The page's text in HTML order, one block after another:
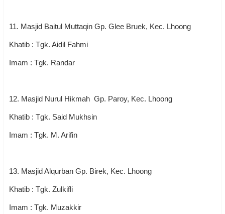
11. Masjid Baitul Muttaqin Gp. Glee Bruek, Kec. Lhoong
Khatib : Tgk. Aidil Fahmi
Imam : Tgk. Randar
12. Masjid Nurul Hikmah Gp. Paroy, Kec. Lhoong
Khatib : Tgk. Said Mukhsin
Imam : Tgk. M. Arifin
13. Masjid Alqurban Gp. Birek, Kec. Lhoong
Khatib : Tgk. Zulkifli
Imam : Tgk. Muzakkir